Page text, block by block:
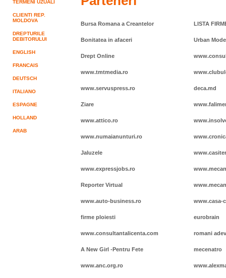
TERMENI UZUALI
CLIENTI REP.
MOLDOVA
DREPTURILE
DEBITORULUI
ENGLISH
FRANCAIS
DEUTSCH
ITALIANO
ESPAGNE
HOLLAND
ARAB
Bursa Romana a Creantelor LISTA
Bonitatea in afaceri Urban
Drept Online
www.tmtmedia.ro
www.servuspress.ro deca.md
Ziare
www.attico.ro
www.numaianunturi.ro
Jaluzele
www.expressjobs.ro
Reporter Virtual
www.auto-business.ro www.casa-
firme ploiesti eurobrain
www.consultantalicenta.com romani
A New Girl -Pentru Fete mecenatro
www.anc.org.ro